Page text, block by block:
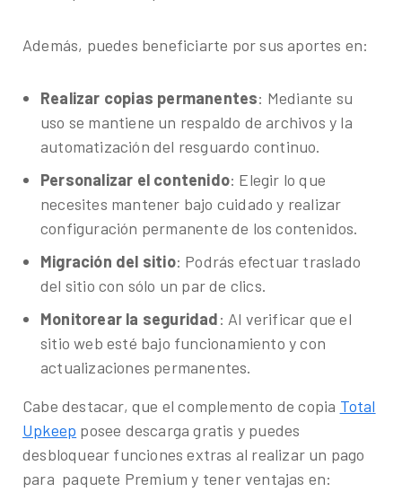
Además, puedes beneficiarte por sus aportes en:
Realizar copias permanentes: Mediante su
uso se mantiene un respaldo de archivos y la
automatización del resguardo continuo.
Personalizar el contenido: Elegir lo que
necesites mantener bajo cuidado y realizar
configuración permanente de los contenidos.
Migración del sitio: Podrás efectuar traslado
del sitio con sólo un par de clics.
Monitorear la seguridad: Al verificar que el
sitio web esté bajo funcionamiento y con
actualizaciones permanentes.
Cabe destacar, que el complemento de copia Total
Upkeep posee descarga gratis y puedes
desbloquear funciones extras al realizar un pago
para paquete Premium y tener ventajas en: